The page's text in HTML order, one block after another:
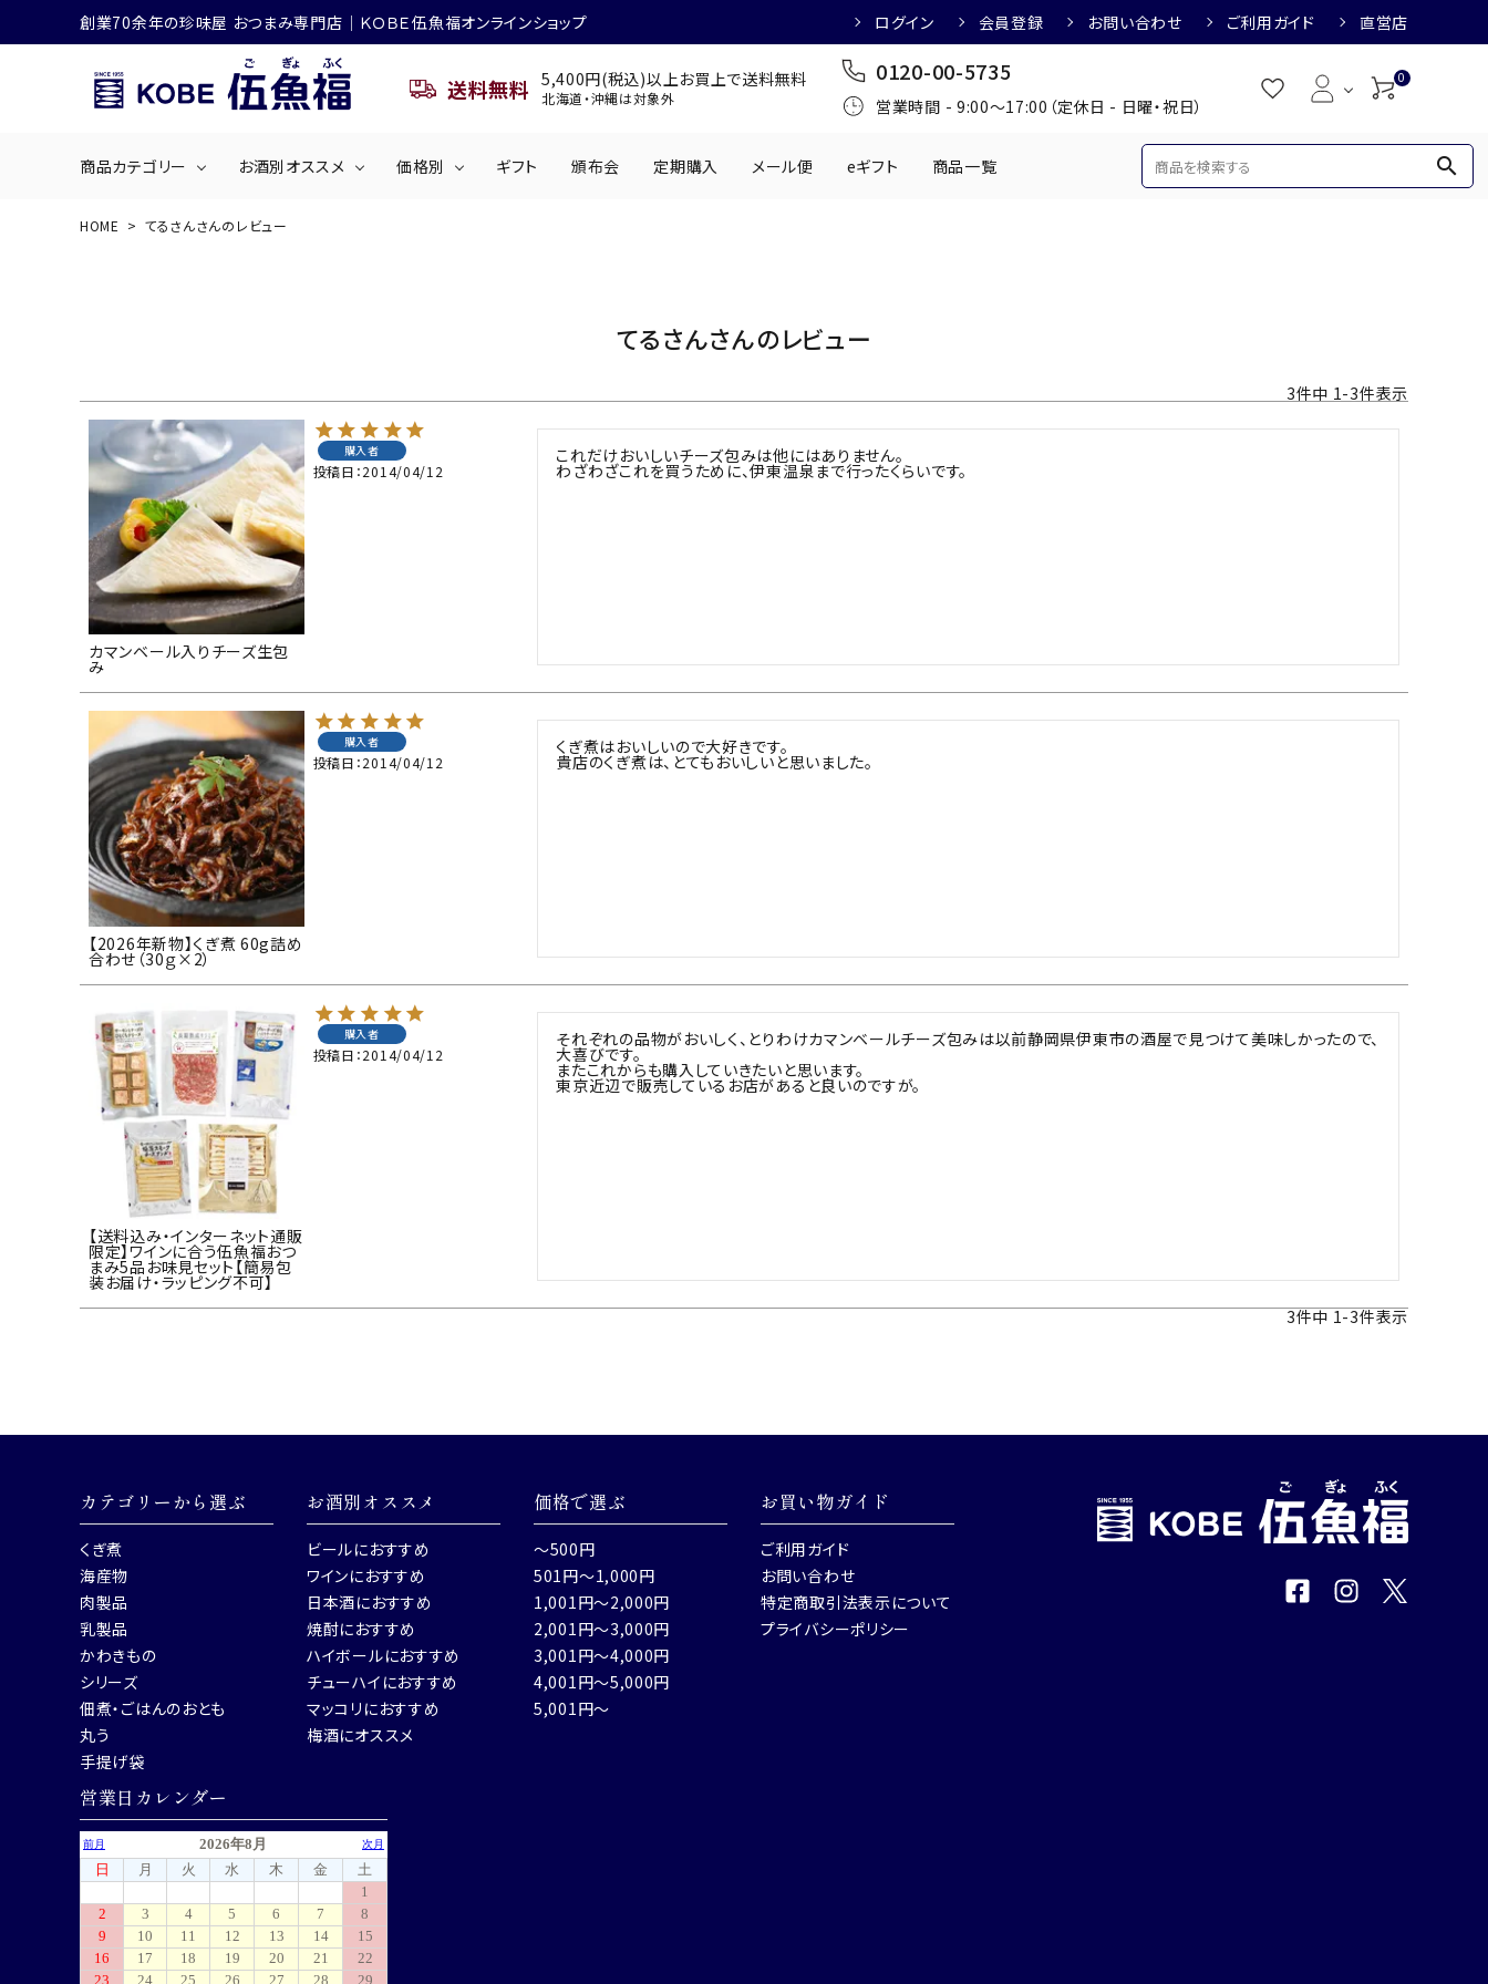
創業70余年の珍味屋 おつまみ専門店│ＫＯＢＥ伍魚福オンラインショップ ログイン 会員登録 お問い合わせ ご利用ガイド 直営店
送料無料 5,400円(税込)以上お買上で送料無料
北海道・沖縄は対象外
0120-00-5735
営業時間 - 9:00～17:00（定休日 - 日曜・祝日）
0
商品カテゴリー
手提げ袋
お酒別オススメ
梅酒におすすめ
価格別
5,001円～
ギフト 頒布会 定期購入 メール便 eギフト 商品一覧 search
ログイン 会員登録
商品カテゴリー
お酒別オススメ
お問い合わせ
ご利用ガイド
HOME てるさんさんのレビュー
てるさんさんのレビュー
3件中 1-3件表示
カマンベール入りチーズ生包
み
購入者
投稿日 2014/04/12
これだけおいしいチーズ包みは他にはありません。
わざわざこれを買うために、伊東温泉まで行ったくらいです。
【2026年新物】くぎ煮 60g詰め
合わせ（30ｇ×2）
購入者
投稿日 2014/04/12
くぎ煮はおいしいので大好きです。
貴店のくぎ煮は、とてもおいしいと思いました。
【送料込み・インターネット通販
限定】ワインに合う伍魚福おつ
まみ5品お味見セット【簡易包
装お届け・ラッピング不可】
購入者
投稿日 2014/04/12
それぞれの品物がおいしく、とりわけカマンベールチーズ包みは以前静岡県伊東市の酒屋で見つけて美味しかったので、
大喜びです。
またこれからも購入していきたいと思います。
東京近辺で販売しているお店があると良いのですが。
3件中1-3件表示
カテゴリーから選ぶ
くぎ煮
海産物
肉製品
乳製品
かわきもの
シリーズ
佃煮・ごはんのおとも
丸う
手提げ袋
お酒別オススメ
ビールにおすすめ
ワインにおすすめ
日本酒におすすめ
焼酎におすすめ
ハイボールにおすすめ
チューハイにおすすめ
マッコリにおすすめ
梅酒にオススメ
価格で選ぶ
～500円
501円～1,000円
1,001円～2,000円
2,001円～3,000円
3,001円～4,000円
4,001円～5,000円
5,001円～
お買い物ガイド
ご利用ガイド
お問い合わせ
特定商取引法表示について
プライバシーポリシー
営業日カレンダー